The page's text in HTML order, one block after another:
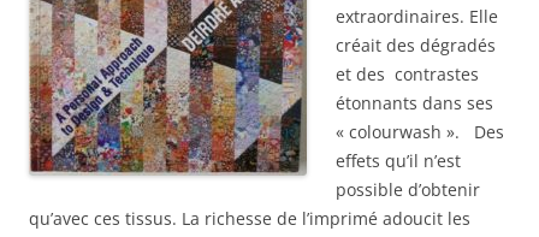
extraordinaires. Elle
créait des dégradés
et des contrastes
étonnants dans ses
« colourwash ». Des
effets qu’il n’est
possible d’obtenir
qu’avec ces tissus. La richesse de l’imprimé adoucit les